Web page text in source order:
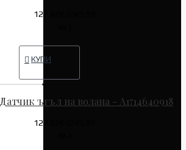
127.82€ (249.99
КУПИ
Датчик ъгъл на волана - A1714640918
127.82€ (249.99